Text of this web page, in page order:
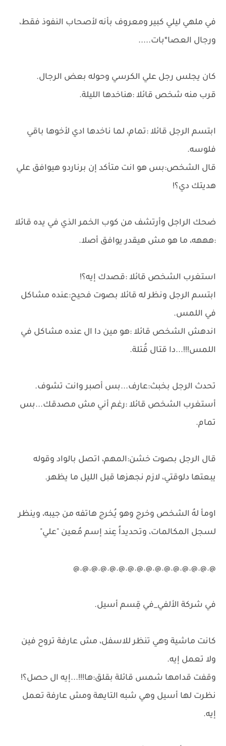
في ملهي ليلي كبير ومعروف بأنه لأصحاب النفوذ فقط،
ورجال العصا*بات.....
كان يجلس رجل علي الكرسي وحوله بعض الرجال.
قرب منه شخص قائلا :هناخدها الليلة.
ابتسم الرجل قائلا :تمام، لما ناخدها ادي لأخوها باقي
فلوسه.
قال الشخص:بس هو انت متأكد إن برناردو هيوافق علي
هديتك دي؟!
ضحك الراجل وأرتشف من كوب الخمر الذي في يده قائلا
:هههه، ما هو مش هيقدر يوافق أصلا.
استغرب الشخص قائلا :قصدك إيه؟!
ابتسم الرجل ونظر له قائلا بصوت فحيح:عنده مشاكل
في اللمس.
اندهش الشخص قائلا :هو مين دا ال عنده مشاكل في
اللمس!!!...دا قتال قُتلة.
تحدث الرجل بخبث:عارف...بس أصبر وانت تشوف.
أستغرب الشخص قائلا :رغم أني مش مصدقك...بس
تمام.
قال الرجل بصوت خشن:المهم، اتصل بالواد وقوله
يبعتها دلوقتي، لازم نجهزها قبل الليل ما يظهر.
اومأ لهُ الشخص وخرج وهو يُخرج هاتفه من جيبه، وينظر
لسجل المكالمات، وتحديداً عِند إسم مُعين "علي"
@.@.@.@.@.@.@.@.@.@.@.@.@.@.@.@
في شركة الألفي_في قِسم أسيل.
كانت ماشية وهي تنظر للاسفل، مش عارفة تروح فين
ولا تعمل إيه.
وقفت قدامها شمس قائلة بقلق:ها!!!...إيه ال حصل؟!
نظرت لها أسيل وهي شبه التايهة ومش عارفة تعمل
إيه.